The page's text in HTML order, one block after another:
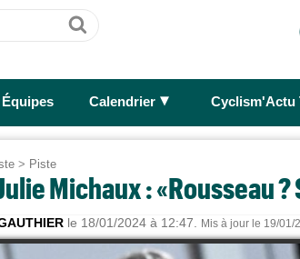
Ok
Équipes Calendrier ► Cyclism'Actu
> Piste
Michaux : «Rousseau
le 18/01/2024 à 12:47. Mis à jour le 19/01/